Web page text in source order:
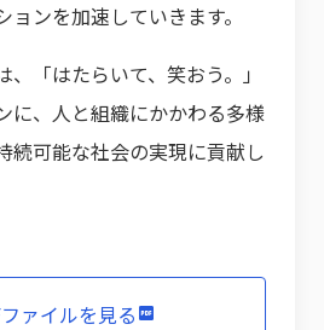
ンを加速していきます。
、「はたらいて、笑おう。」
に、人と組織にかかわる多様
続可能な社会の実現に貢献し
ァイルを見る